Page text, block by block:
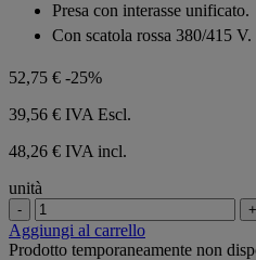
stelle.
Presa con interasse unificato.
Con scatola rossa 380/415 V.
52,75 € -25%
39,56 € IVA Escl.
48,26 € IVA incl.
unità
- +
Aggiungi al carrello
Prodotto temporaneamente non